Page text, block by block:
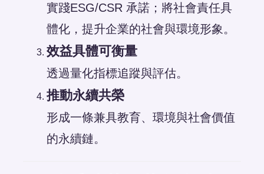
實踐ESG/CSR 承諾；將社會責任具
體化，提升企業的社會與環境形象。
效益具體可衡量
透過量化指標追蹤與評估。
推動永續共榮
形成一條兼具教育、環境與社會價值
的永續鏈。